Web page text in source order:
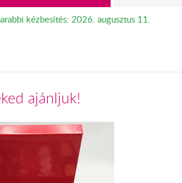
kézbesítés: 2026. augusztus 11.
ajánljuk!